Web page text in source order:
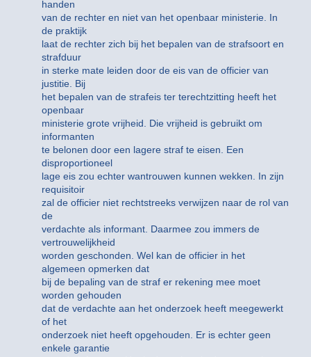
handen
van de rechter en niet van het openbaar ministerie. In
de praktijk
laat de rechter zich bij het bepalen van de strafsoort en
strafduur
in sterke mate leiden door de eis van de officier van
justitie. Bij
het bepalen van de strafeis ter terechtzitting heeft het
openbaar
ministerie grote vrijheid. Die vrijheid is gebruikt om
informanten
te belonen door een lagere straf te eisen. Een
disproportioneel
lage eis zou echter wantrouwen kunnen wekken. In zijn
requisitoir
zal de officier niet rechtstreeks verwijzen naar de rol van
de
verdachte als informant. Daarmee zou immers de
vertrouwelijkheid
worden geschonden. Wel kan de officier in het
algemeen opmerken dat
bij de bepaling van de straf er rekening mee moet
worden gehouden
dat de verdachte aan het onderzoek heeft meegewerkt
of het
onderzoek niet heeft opgehouden. Er is echter geen
enkele garantie